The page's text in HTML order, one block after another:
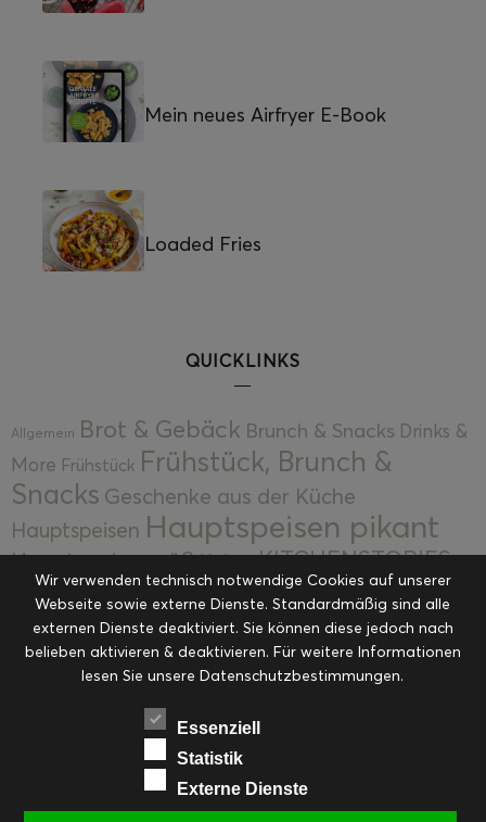
Mein neues Airfryer E-Book
Loaded Fries
QUICKLINKS
Allgemein Brot & Gebäck Brunch & Snacks Drinks &
More Frühstück Frühstück, Brunch &
Snacks Geschenke aus der Küche
Hauptspeisen Hauptspeisen pikant
Hauptspeisen süßKekseKITCHENSTORIES
Kuchen, Torten & Desserts Kuchen und
Desserts Kulinarik Kulinarische Mitbringsel &
Eingemachtes Ohne Kategorie Ostern Resteküche
RezepteSaisonalSliderStartseite
Suppen, Salate & Vorspeisen
Vorspeisen, Salate & Suppen
Weihnachten Workshops & Events
Wir verwenden technisch notwendige Cookies auf unserer
Webseite sowie externe Dienste. Standardmäßig sind alle
externen Dienste deaktiviert. Sie können diese jedoch nach
belieben aktivieren & deaktivieren. Für weitere Informationen
lesen Sie unsere Datenschutzbestimmungen.
Essenziell
Statistik
Externe Dienste